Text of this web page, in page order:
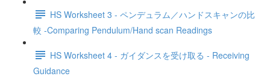
HS Worksheet 3 - ペンデュラム／ハンドスキャンの比
較 -Comparing Pendulum/Hand scan Readings
HS Worksheet 4 - ガイダンスを受け取る - Receiving
Guidance